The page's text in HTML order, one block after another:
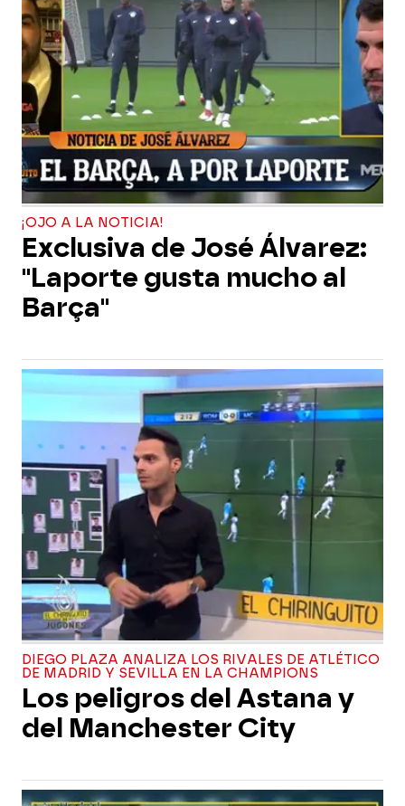
¡OJO A LA NOTICIA!
Exclusiva de José Álvarez:
"Laporte gusta mucho al
Barça"
DIEGO PLAZA ANALIZA LOS RIVALES DE ATLÉTICO
DE MADRID Y SEVILLA EN LA CHAMPIONS
Los peligros del Astana y
del Manchester City